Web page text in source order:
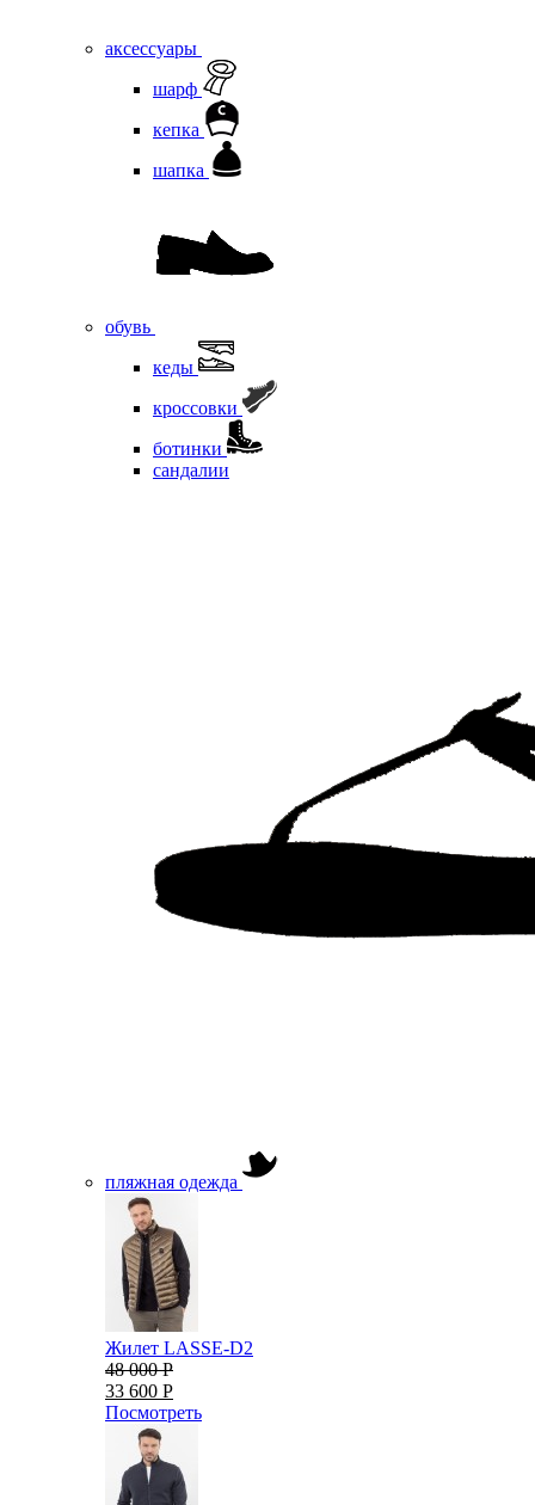
аксессуары
шарф
кепка
шапка
обувь
кеды
кроссовки
ботинки
сандалии
пляжная одежда
Жилет LASSE-D2
48 000 Р
33 600 Р
Посмотреть